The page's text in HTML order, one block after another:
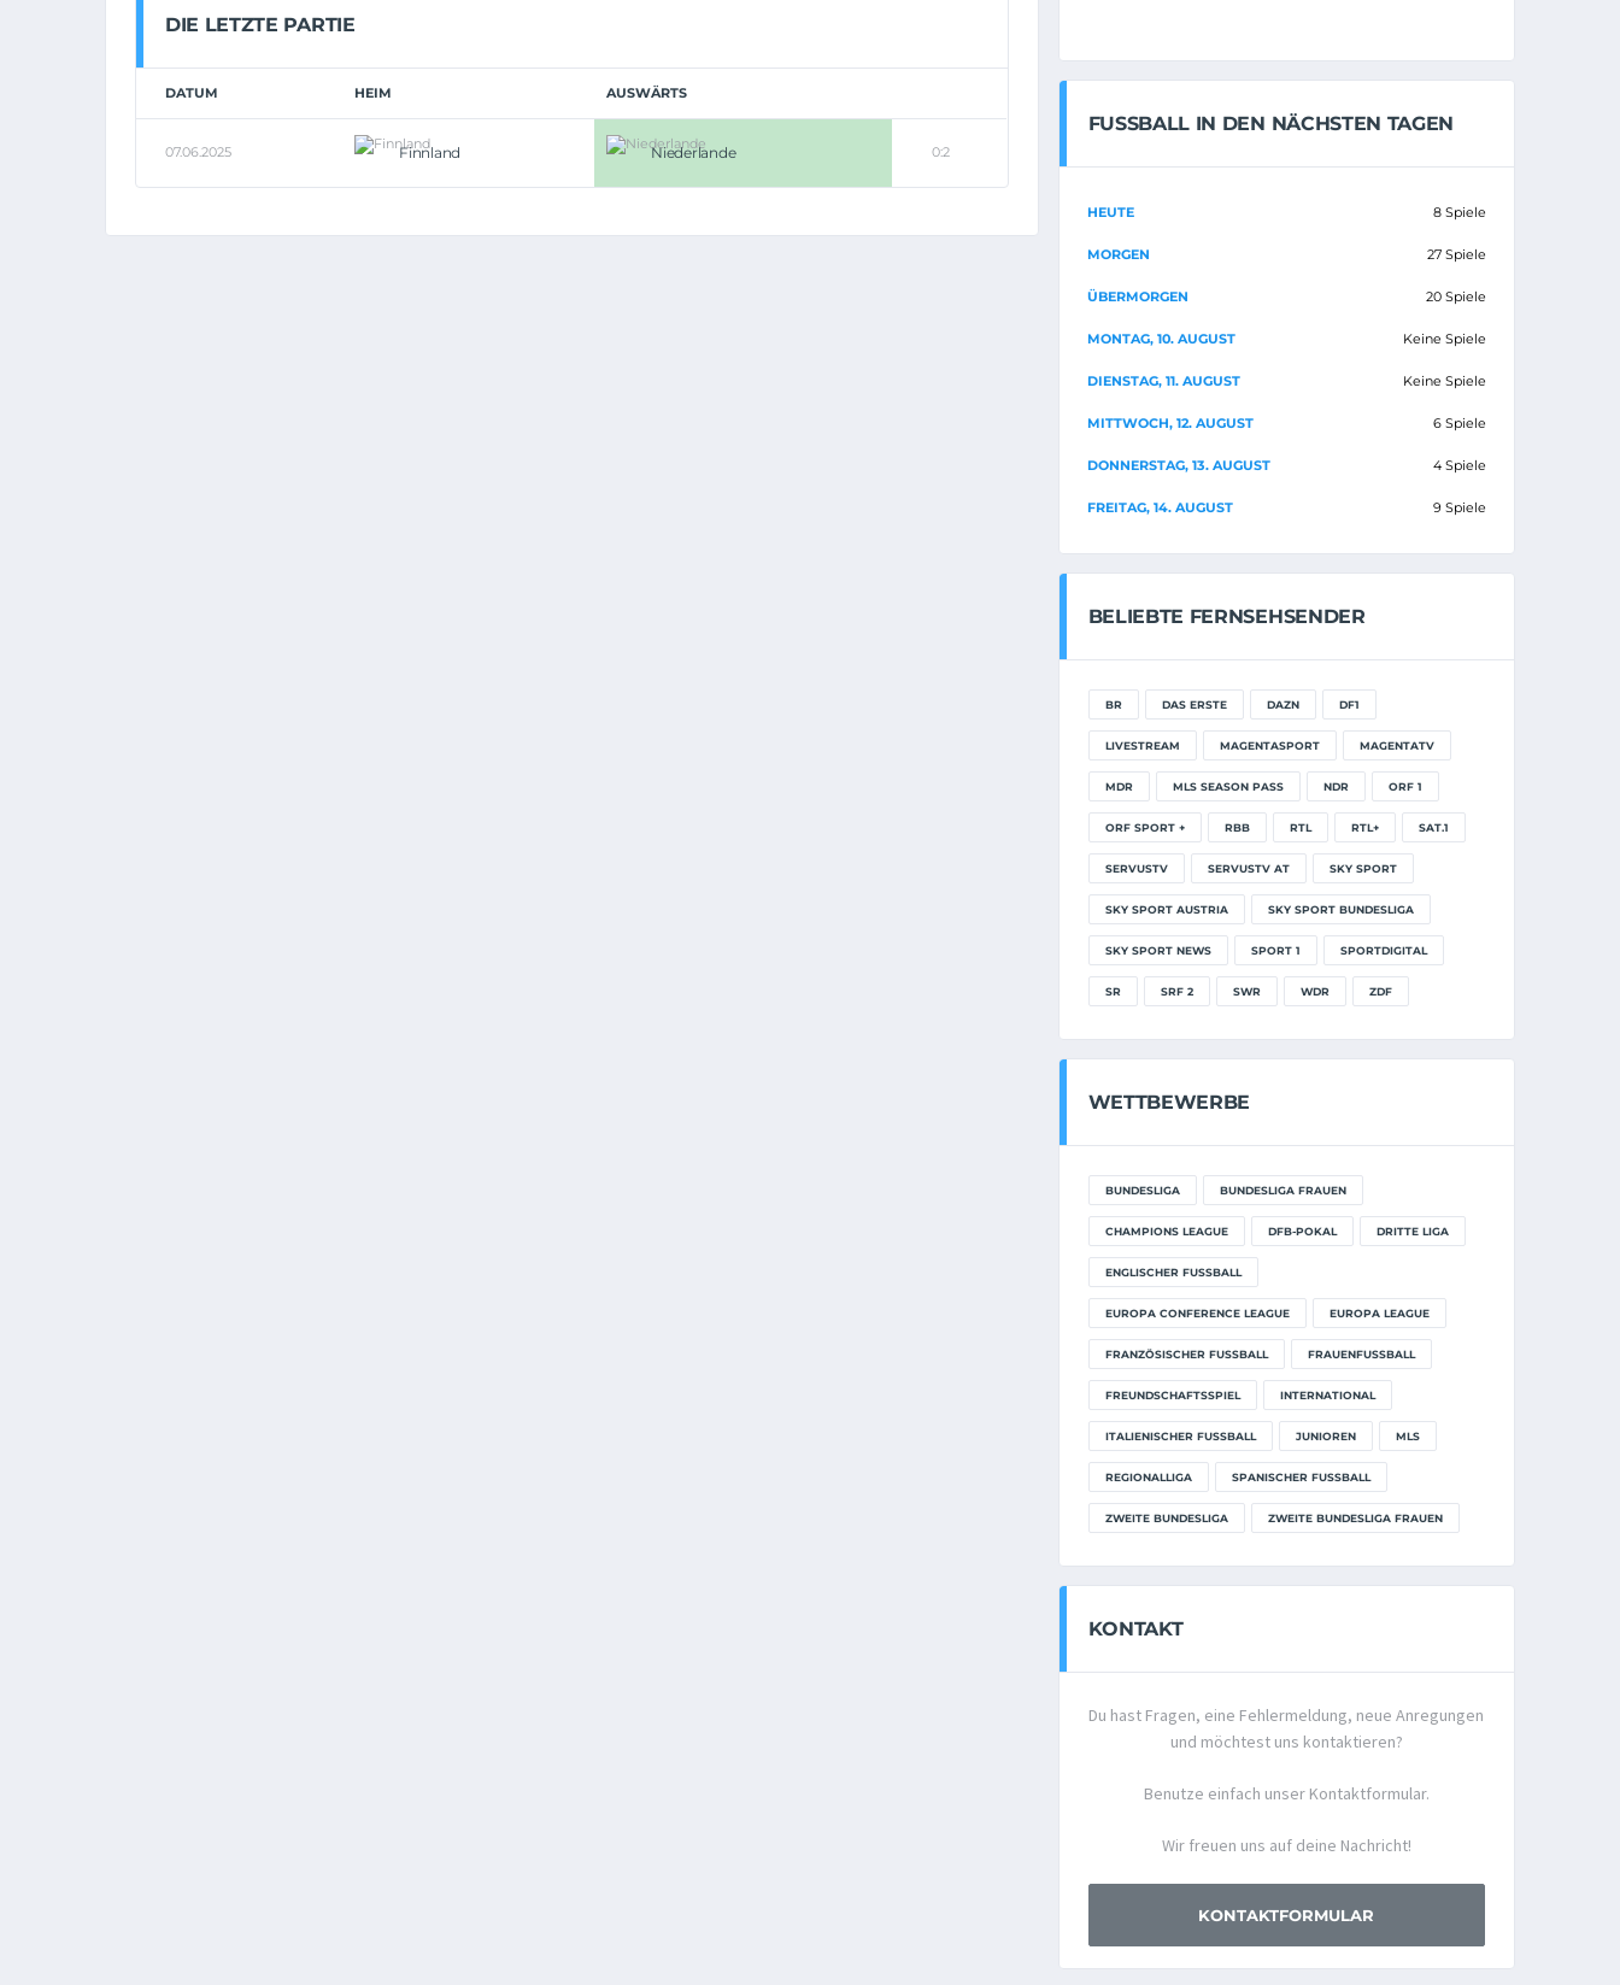
DIE LETZTE PARTIE
DATUM HEIM AUSWÄRTS
07.06.2025 Finnland Niederlande 0:2
FUSSBALL IN DEN NÄCHSTEN TAGEN
HEUTE 8 Spiele
MORGEN 27 Spiele
ÜBERMORGEN 20 Spiele
MONTAG, 10. AUGUST Keine Spiele
DIENSTAG, 11. AUGUST Keine Spiele
MITTWOCH, 12. AUGUST 6 Spiele
DONNERSTAG, 13. AUGUST 4 Spiele
FREITAG, 14. AUGUST 9 Spiele
BELIEBTE FERNSEHSENDER
BR DAS ERSTE DAZN DF1
LIVESTREAM MAGENTASPORT MAGENTATV
MDR MLS SEASON PASS NDR ORF 1
ORF SPORT + RBB RTL RTL+ SAT.1
SERVUSTV SERVUSTV AT SKY SPORT
SKY SPORT AUSTRIA SKY SPORT BUNDESLIGA
SKY SPORT NEWS SPORT 1 SPORTDIGITAL
SR SRF 2 SWR WDR ZDF
WETTBEWERBE
BUNDESLIGA BUNDESLIGA FRAUEN
CHAMPIONS LEAGUE DFB-POKAL DRITTE LIGA
ENGLISCHER FUSSBALL
EUROPA CONFERENCE LEAGUE EUROPA LEAGUE
FRANZÖSISCHER FUSSBALL FRAUENFUSSBALL
FREUNDSCHAFTSSPIEL INTERNATIONAL
ITALIENISCHER FUSSBALL JUNIOREN MLS
REGIONALLIGA SPANISCHER FUSSBALL
ZWEITE BUNDESLIGA ZWEITE BUNDESLIGA FRAUEN
KONTAKT
Du hast Fragen, eine Fehlermeldung, neue Anregungen
und möchtest uns kontaktieren?
Benutze einfach unser Kontaktformular.
Wir freuen uns auf deine Nachricht!
KONTAKTFORMULAR